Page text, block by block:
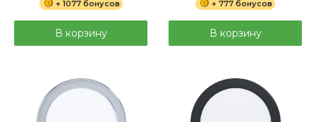
+ 1077 бонусов
В корзину
+ 777 бонусов
В корзину